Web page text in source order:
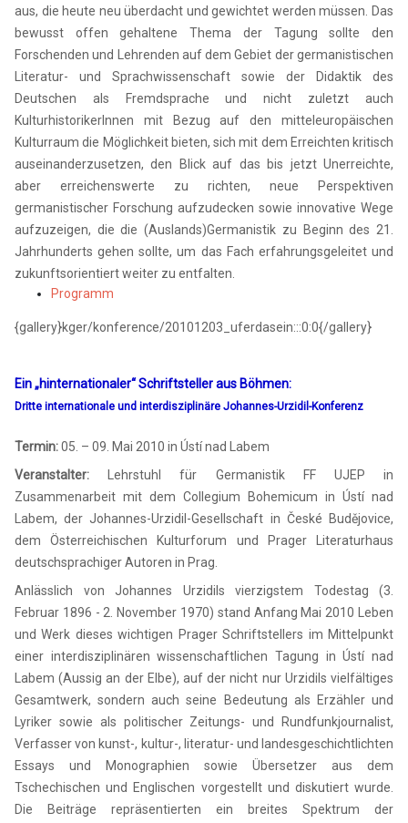
aus, die heute neu überdacht und gewichtet werden müssen. Das
bewusst offen gehaltene Thema der Tagung sollte den
Forschenden und Lehrenden auf dem Gebiet der germanistischen
Literatur- und Sprachwissenschaft sowie der Didaktik des
Deutschen als Fremdsprache und nicht zuletzt auch
KulturhistorikerInnen mit Bezug auf den mitteleuropäischen
Kulturraum die Möglichkeit bieten, sich mit dem Erreichten kritisch
auseinanderzusetzen, den Blick auf das bis jetzt Unerreichte,
aber erreichenswerte zu richten, neue Perspektiven
germanistischer Forschung aufzudecken sowie innovative Wege
aufzuzeigen, die die (Auslands)Germanistik zu Beginn des 21.
Jahrhunderts gehen sollte, um das Fach erfahrungsgeleitet und
zukunftsorientiert weiter zu entfalten.
Programm
{gallery}kger/konference/20101203_uferdasein:::0:0{/gallery}
Ein „hinternationaler“ Schriftsteller aus Böhmen:
Dritte internationale und interdisziplinäre Johannes-Urzidil-Konferenz
Termin:05. – 09. Mai 2010 in Ústí nad Labem
Veranstalter: Lehrstuhl für Germanistik FF UJEP in
Zusammenarbeit mit dem Collegium Bohemicum in Ústí nad
Labem, der Johannes-Urzidil-Gesellschaft in České Budějovice,
dem Österreichischen Kulturforum und Prager Literaturhaus
deutschsprachiger Autoren in Prag.
Anlässlich von Johannes Urzidils vierzigstem Todestag (3.
Februar 1896 - 2. November 1970) stand Anfang Mai 2010 Leben
und Werk dieses wichtigen Prager Schriftstellers im Mittelpunkt
einer interdisziplinären wissenschaftlichen Tagung in Ústí nad
Labem (Aussig an der Elbe), auf der nicht nur Urzidils vielfältiges
Gesamtwerk, sondern auch seine Bedeutung als Erzähler und
Lyriker sowie als politischer Zeitungs- und Rundfunkjournalist,
Verfasser von kunst-, kultur-, literatur- und landesgeschichtlichten
Essays und Monographien sowie Übersetzer aus dem
Tschechischen und Englischen vorgestellt und diskutiert wurde.
Die Beiträge repräsentierten ein breites Spektrum der